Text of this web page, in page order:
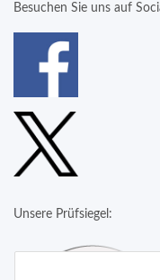
Besuchen Sie uns auf
Unsere Prüfsiegel: